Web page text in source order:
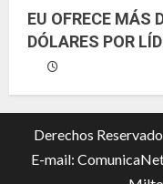
EU OFRECE MÁS
DÓLARES POR
Derechos
E-mail: